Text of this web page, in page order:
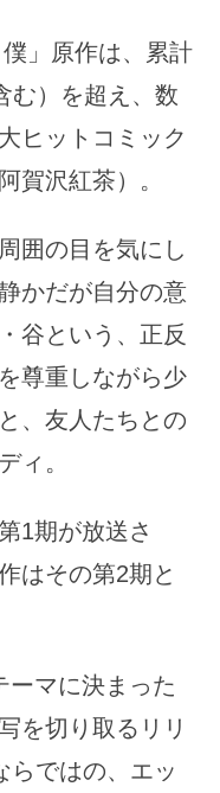
」原作は、累計
む）を超え、数
ヒットコミック
賀沢紅茶）。
囲の目を気にし
かだが自分の意
谷という、正反
尊重しながら少
、友人たちとの
ィ。
1期が放送さ
はその第2期と
マに決まった
を切り取るリリ
らではの、エッ